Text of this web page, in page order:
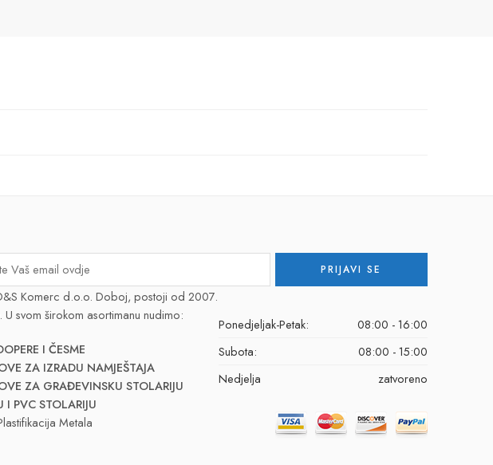
Komerc d.o.o. Doboj, postoji od 2007.
U svom širokom asortimanu nudimo:
I ČESME
ZA IZRADU NAMJEŠTAJA
ZA GRAĐEVINSKU STOLARIJU
I PVC STOLARIJU
Metala
Ponedjeljak-Petak:
08:00 - 16:00
Subota:
08:00 - 15:00
Nedjelja
zatvoreno